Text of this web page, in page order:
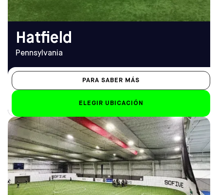
hatfield@sofive.com
Hatfield
Pennsylvania
PARA SABER MÁS
ELEGIR UBICACIÓN
HORARIO DE
APERTURA
De lunes a viernes
De 9.00 a 23.00 horas
Sáb-Dom
De 9.00 a 23.00 horas
DIRECCIÓN
400 North St, Saco, ME
04072
Cómo llegar
TELÉFONO
(207) 209-1280